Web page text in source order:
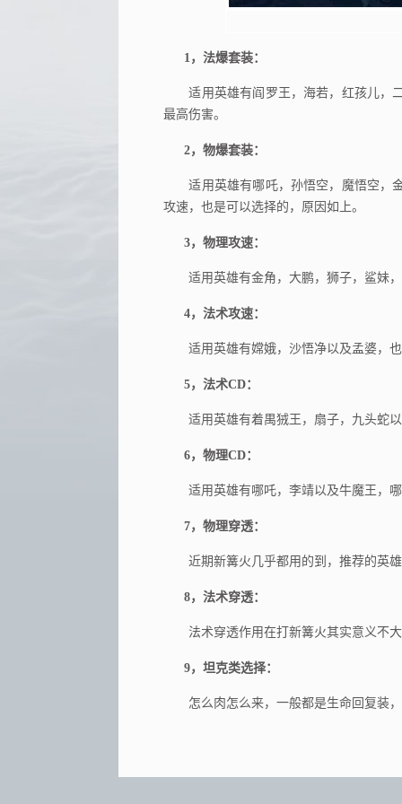
1，法爆套装：
适用英雄有阎罗王，海若，红孩儿，二
最高伤害。
2，物爆套装：
适用英雄有哪吒，孙悟空，魔悟空，金
攻速，也是可以选择的，原因如上。
3，物理攻速：
适用英雄有金角，大鹏，狮子，鲨妹，
4，法术攻速：
适用英雄有嫦娥，沙悟净以及孟婆，也
5，法术CD：
适用英雄有着禺狨王，扇子，九头蛇以
6，物理CD：
适用英雄有哪吒，李靖以及牛魔王，哪
7，物理穿透：
近期新篝火几乎都用的到，推荐的英雄
8，法术穿透：
法术穿透作用在打新篝火其实意义不大
9，坦克类选择：
怎么肉怎么来，一般都是生命回复装，